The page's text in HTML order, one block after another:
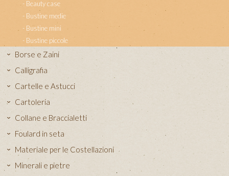
Beauty case
Bustine medie
Bustine mini
Bustine piccole
Borse e Zaini
Calligrafia
Cartelle e Astucci
Cartoleria
Collane e Braccialetti
Foulard in seta
Materiale per le Costellazioni
Minerali e pietre